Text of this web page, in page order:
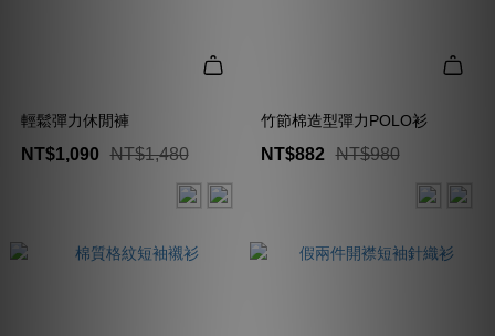
輕鬆彈力休閒褲
NT$1,090 NT$1,480
竹節棉造型彈力POLO衫
NT$882 NT$980